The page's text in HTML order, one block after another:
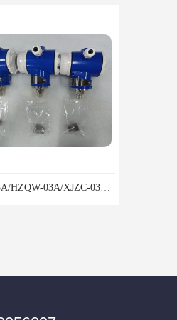
RZQW-03A/HZQW-03A/XJZC-03A汽轮机监测装置